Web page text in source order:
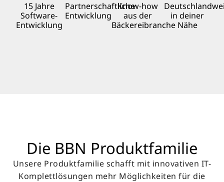
15 Jahre
Software-
Entwicklung
Partnerschaftliche
Entwicklung
Know-how
aus der
Bäckereibranche
in deiner
Nähe
Die BBN Produktfamilie
Unsere Produktfamilie schafft mit innovativen IT-
Komplettlösungen mehr Möglichkeiten für die